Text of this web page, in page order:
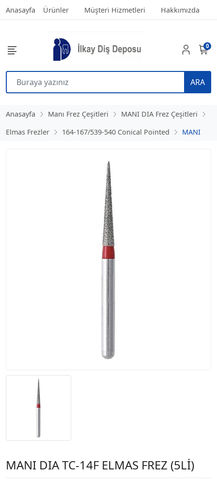
Anasayfa Ürünler Müşteri Hizmetleri Hakkımızda
ARA
0
Anasayfa Manı Frez Çeşitleri
MANI DIA Frez Çeşitleri
Elmas Frezler
164-167/539-540 Conical Pointed MANI
MANI DIA TC-14F ELMAS FREZ (5Lİ)